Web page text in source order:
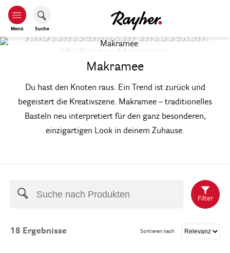
Menü Suche
Knotentechniken entdecken.
Mit Rayher Makramee.
Makramee
Du hast den Knoten raus. Ein Trend ist zurück und
begeistert die Kreativszene. Makramee – traditionelles
Basteln neu interpretiert für den ganz besonderen,
einzigartigen Look in deinem Zuhause.
Filter
18 Ergebnisse Sortieren nach